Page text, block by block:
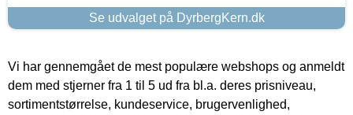
Se udvalget på DyrbergKern.dk
Vi har gennemgået de mest populære webshops og anmeldt
dem med stjerner fra 1 til 5 ud fra bl.a. deres prisniveau,
sortimentstørrelse, kundeservice, brugervenlighed,